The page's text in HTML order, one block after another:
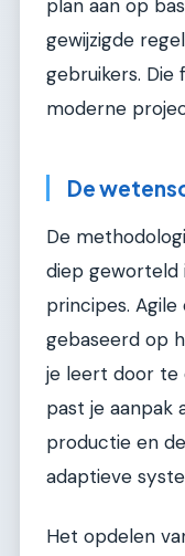
plan aan op
gewijzigde
gebruikers. Die
moderne
De
De
diep geworteld
principes.
gebaseerd op
je leert door te
past je aanpak
productie en
adaptieve
Het opdelen